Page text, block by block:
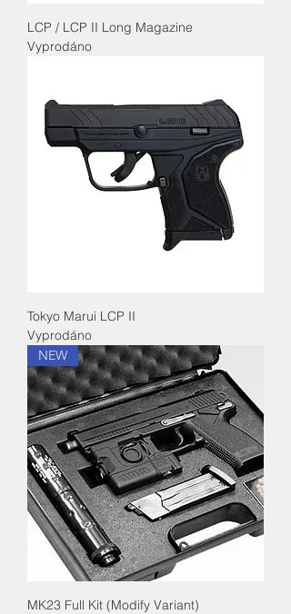
LCP / LCP II Long Magazine
Vyprodáno
Tokyo Marui LCP II
Vyprodáno
NEW
MK23 Full Kit (Modify Variant)